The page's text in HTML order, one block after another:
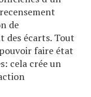
de
des écarts. Tout
faire état
cela crée un